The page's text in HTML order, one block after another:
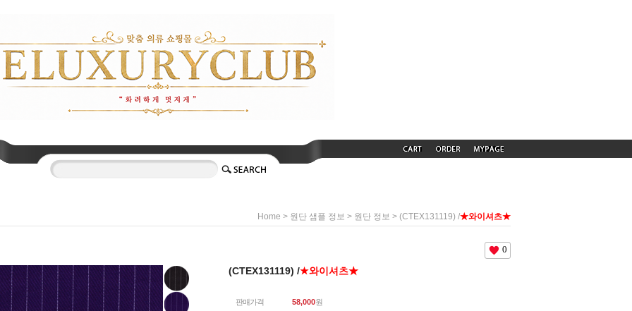
Home > 원단 샘플 정보 > 원단 정보 > (CTEX131119) /★와이셔츠★
0
(CTEX131119) /★와이셔츠★
판매가격 58,000원